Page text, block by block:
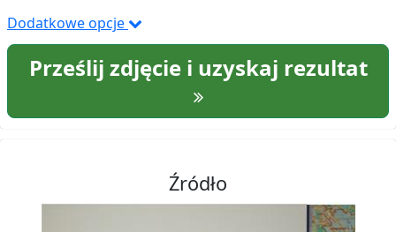
Dodatkowe opcje
Prześlij zdjęcie i uzyskaj rezultat
Źródło